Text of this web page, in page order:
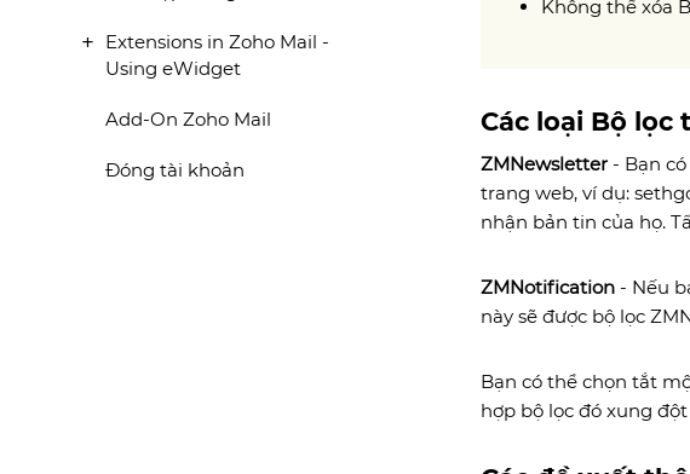
Extensions in Zoho Mail -
Using eWidget
Add-On Zoho Mail
Đóng tài khoản
Không thể xóa
Các loại Bộ lọc
ZMNewsletter - Bạn
trang web, ví dụ:
nhận bản tin của họ.
ZMNotification - Nếu
này sẽ được bộ lọc
Bạn có thể chọn tắt
hợp bộ lọc đó xung